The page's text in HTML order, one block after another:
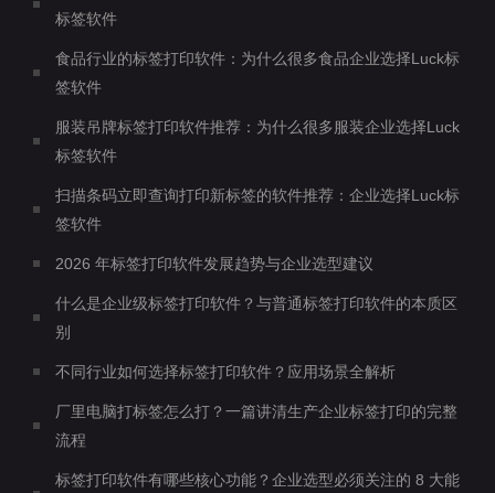
标签软件
食品行业的标签打印软件：为什么很多食品企业选择Luck标
签软件
服装吊牌标签打印软件推荐：为什么很多服装企业选择Luck
标签软件
扫描条码立即查询打印新标签的软件推荐：企业选择Luck标
签软件
2026 年标签打印软件发展趋势与企业选型建议
什么是企业级标签打印软件？与普通标签打印软件的本质区
别
不同行业如何选择标签打印软件？应用场景全解析
厂里电脑打标签怎么打？一篇讲清生产企业标签打印的完整
流程
标签打印软件有哪些核心功能？企业选型必须关注的 8 大能